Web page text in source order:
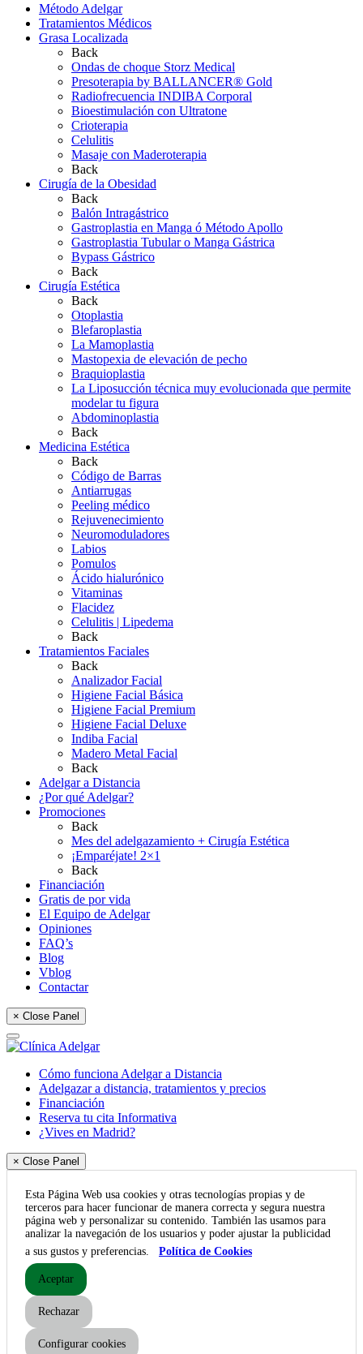
Método Adelgar
Tratamientos Médicos
Grasa Localizada
Back
Ondas de choque Storz Medical
Presoterapia by BALLANCER® Gold
Radiofrecuencia INDIBA Corporal
Bioestimulación con Ultratone
Crioterapia
Celulitis
Masaje con Maderoterapia
Back
Cirugía de la Obesidad
Back
Balón Intragástrico
Gastroplastia en Manga ó Método Apollo
Gastroplastia Tubular o Manga Gástrica
Bypass Gástrico
Back
Cirugía Estética
Back
Otoplastia
Blefaroplastia
La Mamoplastia
Mastopexia de elevación de pecho
Braquioplastia
La Liposucción técnica muy evolucionada que permite
modelar tu figura
Abdominoplastia
Back
Medicina Estética
Back
Código de Barras
Antiarrugas
Peeling médico
Rejuvenecimiento
Neuromoduladores
Labios
Pomulos
Ácido hialurónico
Vitaminas
Flacidez
Celulitis | Lipedema
Back
Tratamientos Faciales
Back
Analizador Facial
Higiene Facial Básica
Higiene Facial Premium
Higiene Facial Deluxe
Indiba Facial
Madero Metal Facial
Back
Adelgar a Distancia
¿Por qué Adelgar?
Promociones
Back
Mes del adelgazamiento + Cirugía Estética
¡Emparéjate! 2×1
Back
Financiación
Gratis de por vida
El Equipo de Adelgar
Opiniones
FAQ’s
Blog
Vblog
Contactar
× Close Panel
Cómo funciona Adelgar a Distancia
Adelgazar a distancia, tratamientos y precios
Financiación
Reserva tu cita Informativa
¿Vives en Madrid?
× Close Panel
Esta Página Web usa cookies y otras tecnologías propias y de
terceros para hacer funcionar de manera correcta y segura nuestra
página web y personalizar su contenido. También las usamos para
analizar la navegación de los usuarios y poder ajustar la publicidad
a sus gustos y preferencias.
Política de Cookies
Aceptar
Rechazar
Configurar cookies